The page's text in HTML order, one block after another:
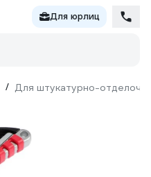
Для юрлиц
/ Для штукатурно-